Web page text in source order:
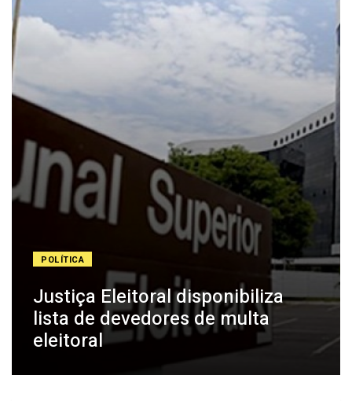
POLÍTICA
Justiça Eleitoral disponibiliza
lista de devedores de multa
eleitoral